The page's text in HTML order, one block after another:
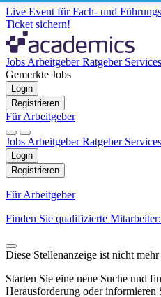
Live Event für Fach- und
Ticket sichern!
Jobs ArbeitgeberRatgeber Services
Gemerkte Jobs
Login
Registrieren
Für Arbeitgeber
Jobs ArbeitgeberRatgeber Services
Login
Registrieren
Für Arbeitgeber
Finden Sie qualifizierte
Diese Stellenanzeige ist nicht
Starten Sie eine neue Suche und
Herausforderung oder informieren